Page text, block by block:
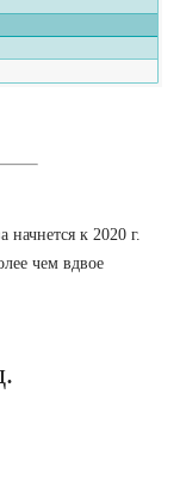
начнется к 2020 г.
чем вдвое